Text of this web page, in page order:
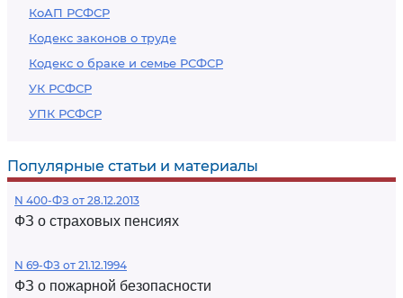
КоАП РСФСР
Кодекс законов о труде
Кодекс о браке и семье РСФСР
УК РСФСР
УПК РСФСР
Популярные статьи и материалы
N 400-ФЗ от 28.12.2013
ФЗ о страховых пенсиях
N 69-ФЗ от 21.12.1994
ФЗ о пожарной безопасности